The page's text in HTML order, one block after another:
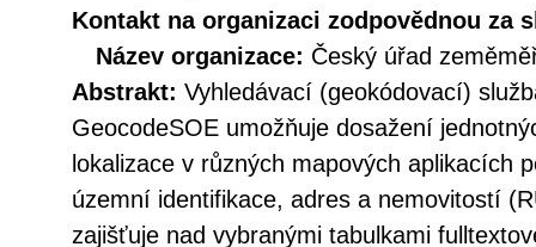
Kontakt na organizaci zodpovědnou za
Název organizace: Český úřad
Abstrakt: Vyhledávací (geokódovací)
GeocodeSOE umožňuje dosažení
lokalizace v různých mapových aplikacích
územní identifikace, adres a nemovitostí
zajišťuje nad vybranými tabulkami